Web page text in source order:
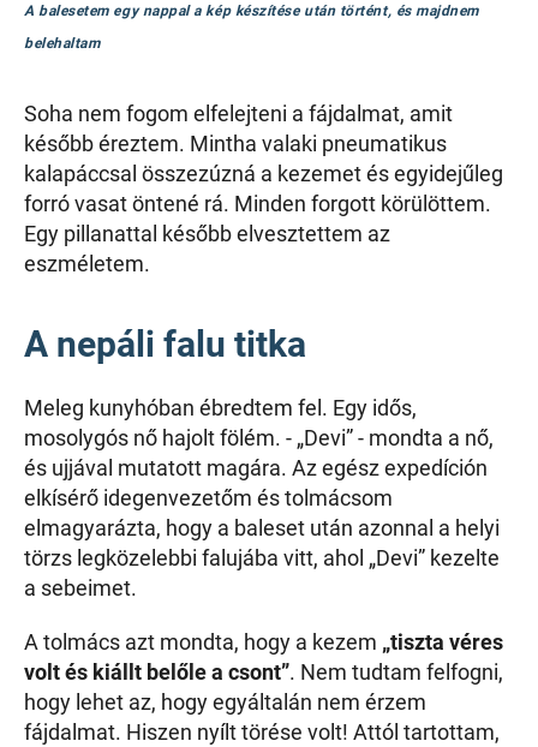
A balesetem egy nappal a kép készítése után történt, és majdnem
belehaltam
Soha nem fogom elfelejteni a fájdalmat, amit
később éreztem. Mintha valaki pneumatikus
kalapáccsal összezúzná a kezemet és egyidejűleg
forró vasat öntené rá. Minden forgott körülöttem.
Egy pillanattal később elvesztettem az
eszméletem.
A nepáli falu titka
Meleg kunyhóban ébredtem fel. Egy idős,
mosolygós nő hajolt fölém. - „Devi” - mondta a nő,
és ujjával mutatott magára. Az egész expedíción
elkísérő idegenvezetőm és tolmácsom
elmagyarázta, hogy a baleset után azonnal a helyi
törzs legközelebbi falujába vitt, ahol „Devi” kezelte
a sebeimet.
A tolmács azt mondta, hogy a kezem „tiszta véres
volt és kiállt belőle a csont”. Nem tudtam felfogni,
hogy lehet az, hogy egyáltalán nem érzem
fájdalmat. Hiszen nyílt törése volt! Attól tartottam,